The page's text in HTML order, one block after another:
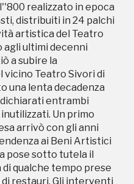
realizzato in epoca
distribuiti in 24 palchi
artistica del Teatro
agli ultimi decenni
a subire la
Teatro Sivori di
una lenta decadenza
entrambi
Un primo
arrivò con gli anni
ai Beni Artistici
pose sotto tutela il
di qualche tempo prese
restauri. Gli interventi
Cuore
in questo